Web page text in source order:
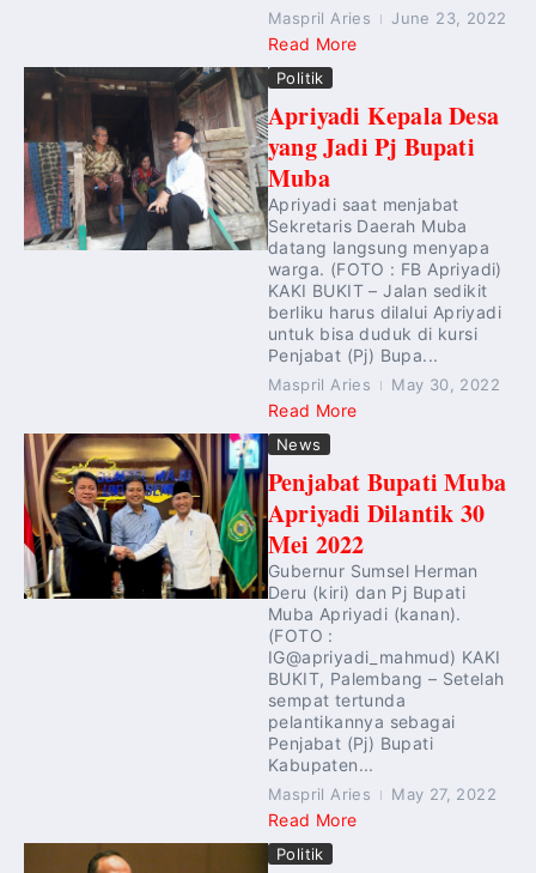
Maspril Aries June 23, 2022
Read More
Politik
Apriyadi Kepala Desa
yang Jadi Pj Bupati
Muba
Apriyadi saat menjabat
Sekretaris Daerah Muba
datang langsung menyapa
warga. (FOTO : FB Apriyadi)
KAKI BUKIT – Jalan sedikit
berliku harus dilalui Apriyadi
untuk bisa duduk di kursi
Penjabat (Pj) Bupa...
Maspril Aries May 30, 2022
Read More
News
Penjabat Bupati Muba
Apriyadi Dilantik 30
Mei 2022
Gubernur Sumsel Herman
Deru (kiri) dan Pj Bupati
Muba Apriyadi (kanan).
(FOTO :
IG@apriyadi_mahmud) KAKI
BUKIT, Palembang – Setelah
sempat tertunda
pelantikannya sebagai
Penjabat (Pj) Bupati
Kabupaten...
Maspril Aries May 27, 2022
Read More
Politik